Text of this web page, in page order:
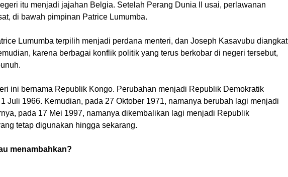
itu menjadi jajahan Belgia. Setelah Perang Dunia II usai, perlawanan
di bawah pimpinan Patrice Lumumba.
Lumumba terpilih menjadi perdana menteri, dan Joseph Kasavubu diangkat
karena berbagai konflik politik yang terus berkobar di negeri tersebut,
ini bernama Republik Kongo. Perubahan menjadi Republik Demokratik
Juli 1966. Kemudian, pada 27 Oktober 1971, namanya berubah lagi menjadi
pada 17 Mei 1997, namanya dikembalikan lagi menjadi Republik
tetap digunakan hingga sekarang.
menambahkan?